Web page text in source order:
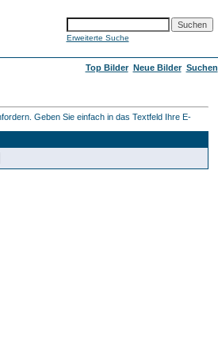
Erweiterte Suche
Top Bilder Neue Bilder Suchen
Geben Sie einfach in das Textfeld Ihre E-